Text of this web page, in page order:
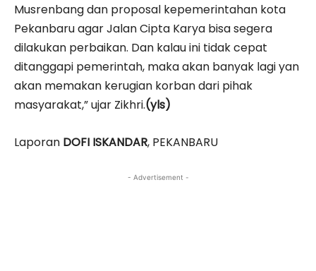
Musrenbang dan proposal kepemerintahan kota
Pekanbaru agar Jalan Cipta Karya bisa segera
dilakukan perbaikan. Dan kalau ini tidak cepat
ditanggapi pemerintah, maka akan banyak lagi yan
akan memakan kerugian korban dari pihak
masyarakat,” ujar Zikhri.(yls)
Laporan DOFI ISKANDAR, PEKANBARU
- Advertisement -